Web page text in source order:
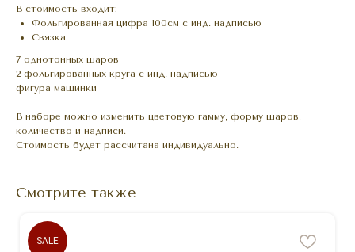
В стоимость входит:
Фольгированная цифра 100см с инд. надписью
Связка:
7 однотонных шаров
2 фольгированных круга с инд. надписью
фигура машинки
В наборе можно изменить цветовую гамму, форму шаров,
количество и надписи.
Стоимость будет рассчитана индивидуально.
Смотрите также
SALE